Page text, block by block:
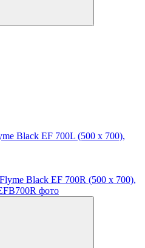
Black EF 700L (500 х 700),